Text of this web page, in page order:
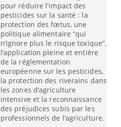
pour réduire l'impact des
pesticides sur la santé : la
protection des fœtus, une
politique alimentaire “qui
n’ignore plus le risque toxique”,
l’application pleine et entière
de la réglementation
européenne sur les pesticides,
la protection des riverains dans
les zones d’agriculture
intensive et la reconnaissance
des préjudices subis par les
professionnels de l’agriculture.